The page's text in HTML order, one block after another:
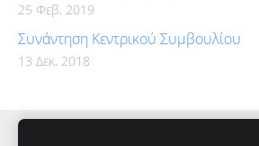
25 Φεβ, 2019
Συνάντηση Κεντρικού Συμβουλίου
13 Δεκ, 2018